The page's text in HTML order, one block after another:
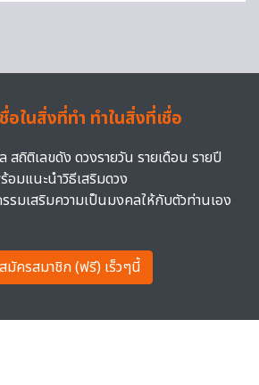
อในสิ่งที่ทำ ทำในสิ่งที่เชื่อ
สถิติเลขดัง ดวงรายวัน รายเดือน รายปี
อมแนะนำวิธีเสริมดวง
รมเสริมความเป็นมงคลให้กับตัวท่านเอง
มัครสมาชิก (ฟรี) เร็วๆนี้